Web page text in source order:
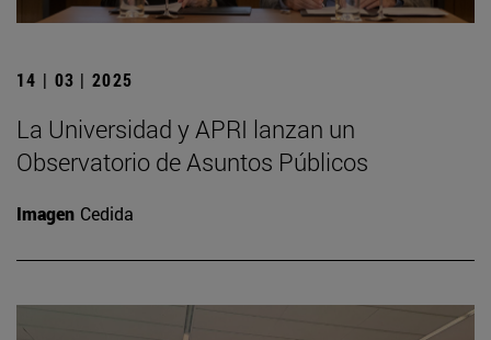
14 | 03 | 2025
La Universidad y APRI lanzan un
Observatorio de Asuntos Públicos
Imagen Cedida